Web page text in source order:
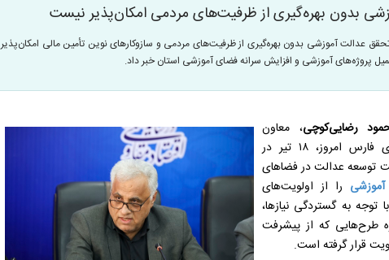
بدون بهره‌گیری از ظرفیت‌های مردمی امکان‌پذیر نیست
عدالت آموزشی بدون بهره‌گیری از ظرفیت‌های مردمی و سازوکارهای نوین تأمین مالی امکان‌پذیر
پروژه‌های آموزشی و افزایش سرانه فضای آموزشی استان خبر داد.
رضایی‌کوچی، معاون
هماهنگی امور عمرانی استانداری فارس امروز، ۱۸ تیر در
توسعه عدالت در فضاهای
را از اولویت‌های
به گستردگی نیازها،
طرح‌هایی که از پیشرفت
قرار گرفته است.